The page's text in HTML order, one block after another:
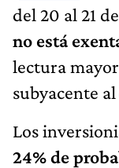
del 20 al 21
no está
lectura
subyacente
Los
24% de